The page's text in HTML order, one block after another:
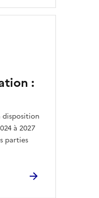
:
disposition
à 2027
parties